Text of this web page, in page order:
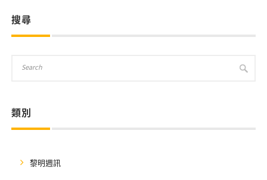
搜尋
類別
黎明週訊